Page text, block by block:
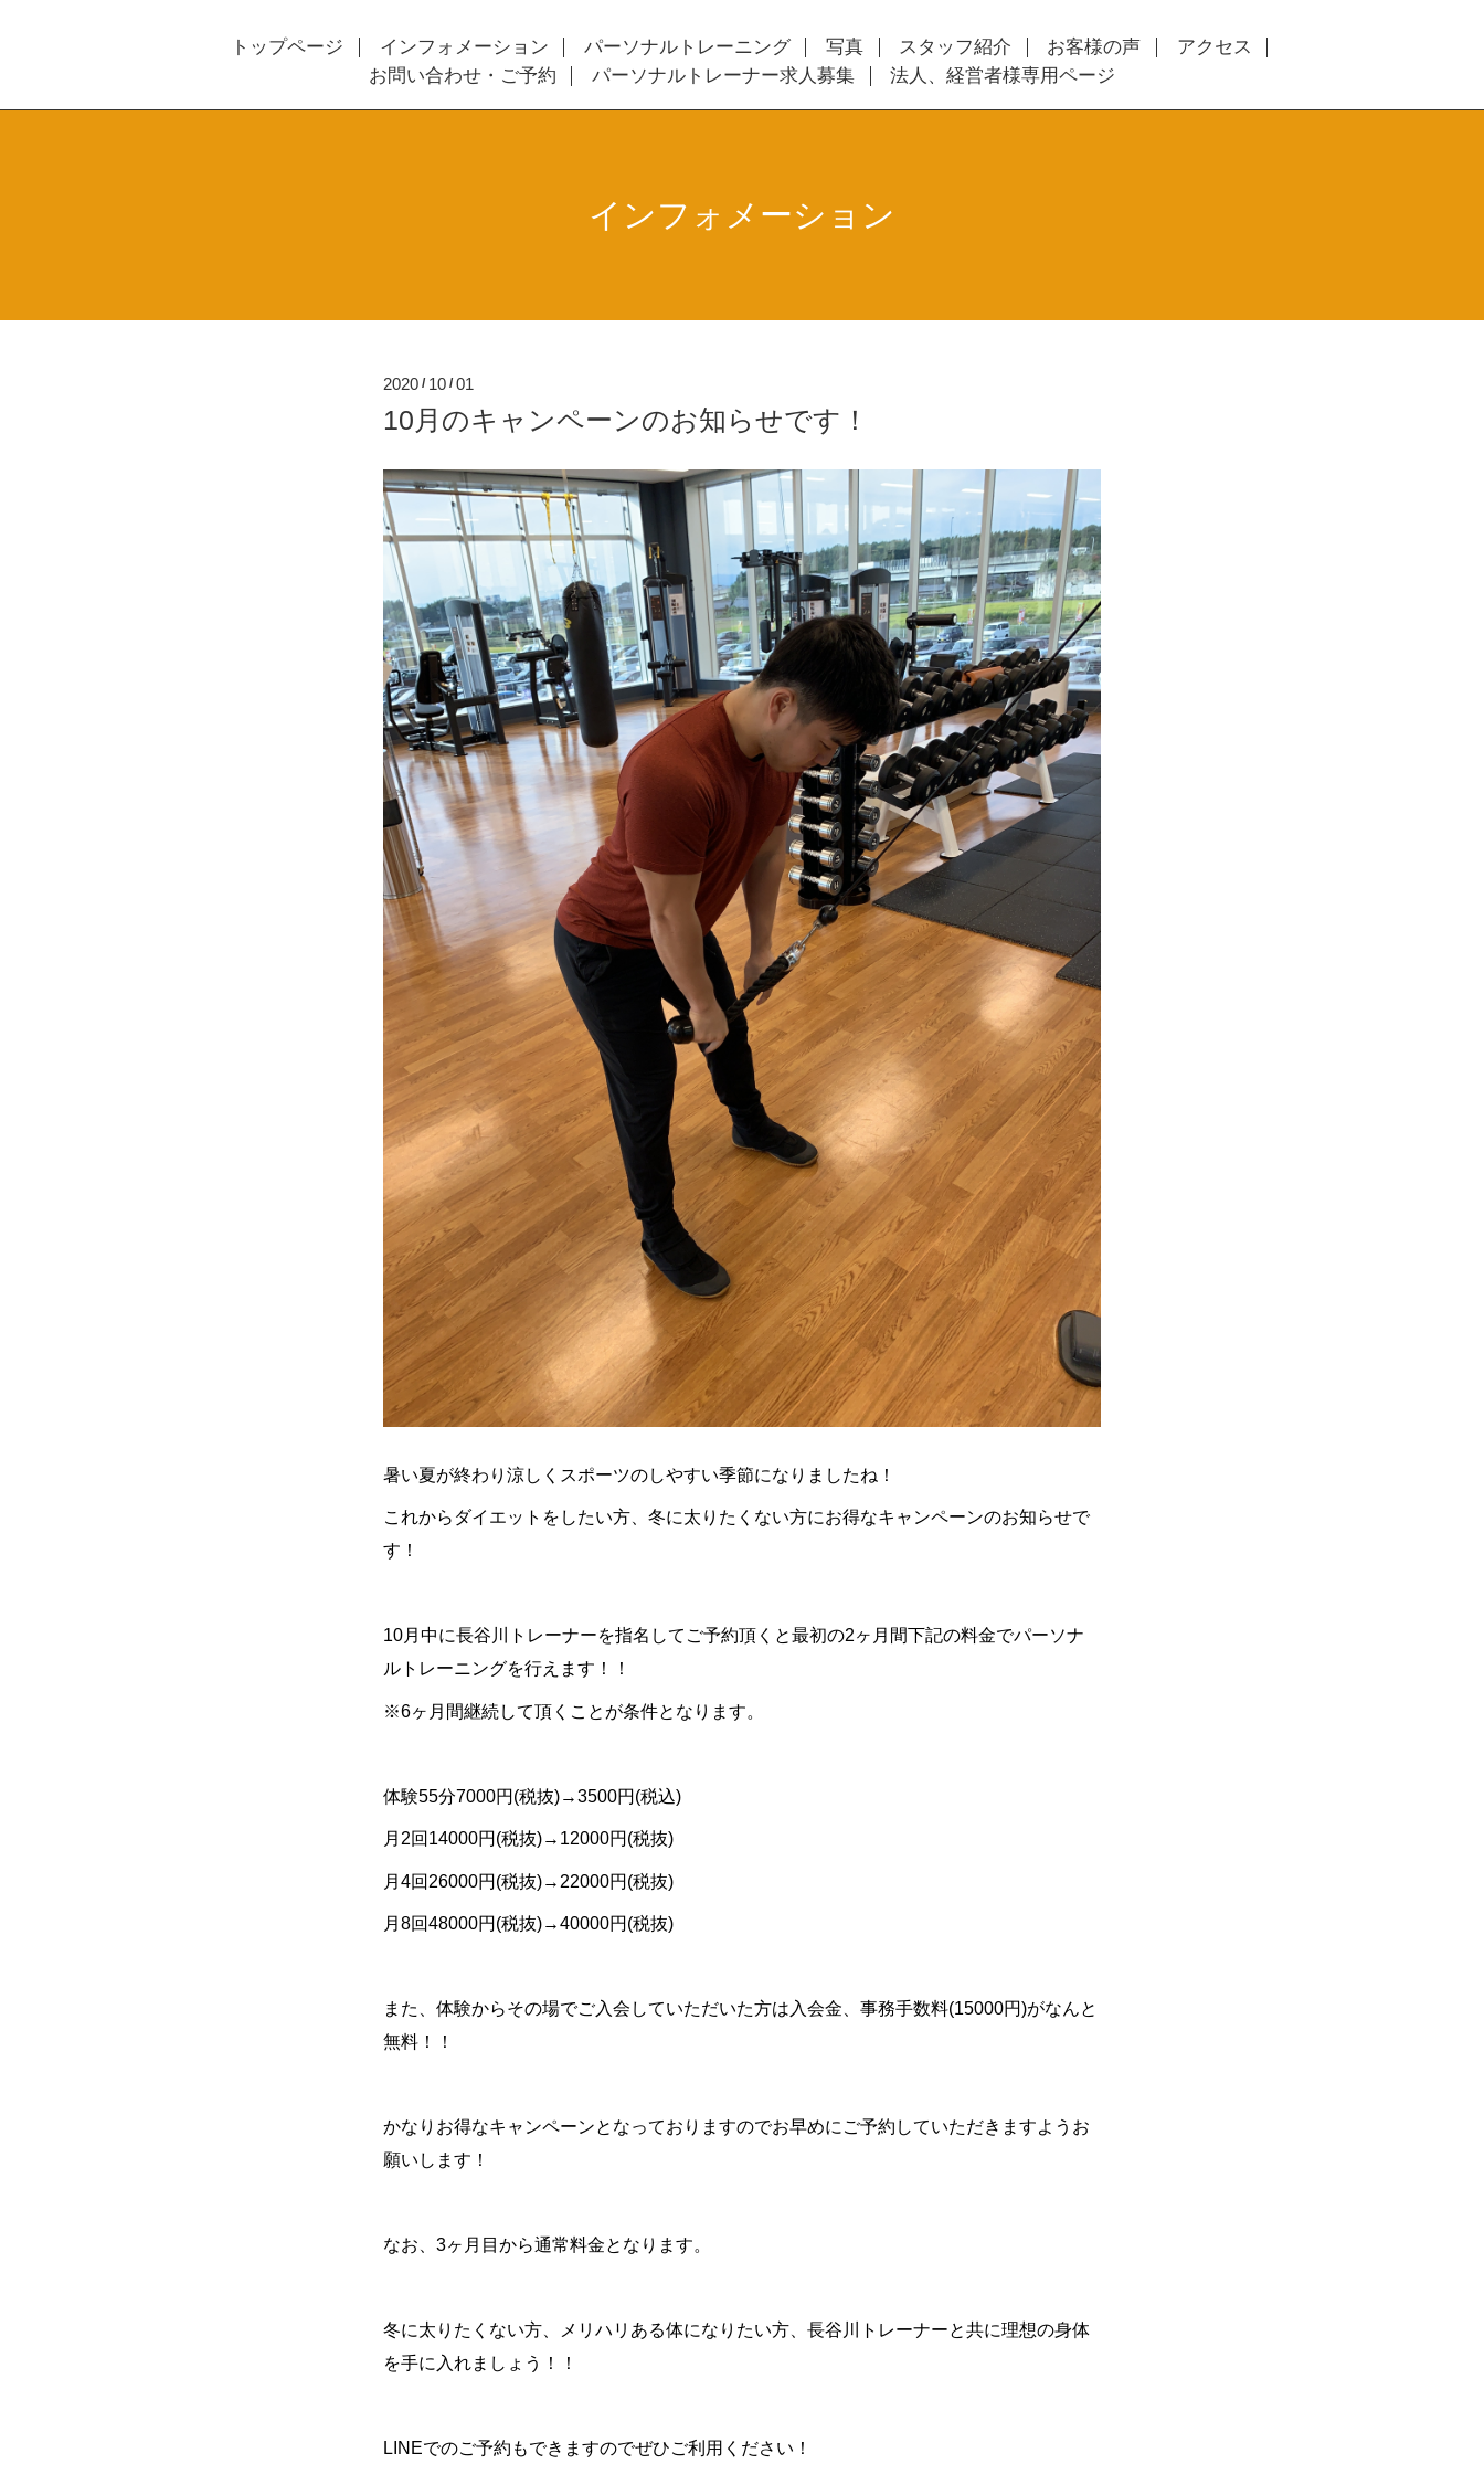
トップページ インフォメーション パーソナルトレーニング 写真 スタッフ紹介 お客様の声
アクセス
お問い合わせ・ご予約
パーソナルトレーナー求人募集 法人、経営者様専用ページ
インフォメーション
2020 / 10 /01
10月のキャンペーンのお知らせです！
暑い夏が終わり涼しくスポーツのしやすい季節になりましたね！
これからダイエットをしたい方、冬に太りたくない方にお得なキャンペーンのお知らせで
す！
10月中に長谷川トレーナーを指名してご予約頂くと最初の2ヶ月間下記の料金でパーソナ
ルトレーニングを行えます！！
※6ヶ月間継続して頂くことが条件となります。
体験55分7000円 (税抜)→3500円 (税込)
月 2回 14000円 (税抜)→12000円 (税抜)
月 4回 26000円 (税抜)→22000円 (税抜)
月 8回48000円 (税抜)→40000円 (税抜)
また、体験からその場でご入会していただいた方は入会金、事務手数料(15000円)がなんと
無料！！
かなりお得なキャンペーンとなっておりますのでお早めにご予約していただきますようお
願いします！
なお、 3ヶ月目から通常料金となります。
冬に太りたくない方、メリハリある体になりたい方、長谷川トレーナーと共に理想の身体
を手に入れましょう！！
LINEでのご予約もできますのでぜひご利用ください！